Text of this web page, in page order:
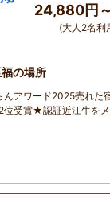
24,880円～
(大人2名利
の場所
アワード2025売れた
位受賞★認証近江牛を